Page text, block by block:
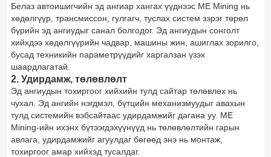
Белаз автоишигчийн эд ангиар хангах үүднээс ME Mining нь
хөдөлгүүр, трансмиссон, гулгагч, туслах систем зэрэг төрөл
бүрийн эд ангиудыг санал болгодог. Эд ангиудын сонголт
хийхдээ хөдөлгүүрийн чадвар, машины жин, ашиглах зорилго,
бусад техникийн параметрүүдийг харгалзан үзэх
шаардлагатай.
2. Удирдамж, төлөвлөлт
Эд ангиудын тохиргоог хийхийн тулд сайтар төлөвлөх нь
чухал. Эд ангийн нэгдмэл, бүтцийн механизмуудыг авахын
тулд системийн вэбсайтаас удирдамжийг дагана уу. ME
Mining-ийн ихэнх бүтээгдэхүүнүүд нь төлөвлөлтийн гарын
авлага, удирдамжийг агуулдаг бөгөөд энэ нь монтаж,
тохиргоог амар хийхэд тусалдаг.